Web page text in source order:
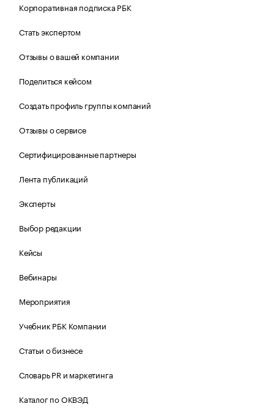
Корпоративная подписка РБК
Стать экспертом
Отзывы о вашей компании
Поделиться кейсом
Создать профиль группы компаний
Отзывы о сервисе
Сертифицированные партнеры
Лента публикаций
Эксперты
Выбор редакции
Кейсы
Вебинары
Мероприятия
Учебник РБК Компании
Статьи о бизнесе
Словарь PR и маркетинга
Каталог по ОКВЭД